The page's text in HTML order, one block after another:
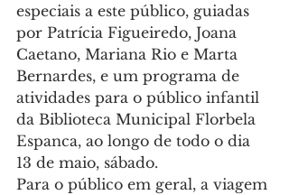
especiais a este público, guiadas
por Patrícia Figueiredo, Joana
Caetano, Mariana Rio e Marta
Bernardes, e um programa de
atividades para o público infantil
da Biblioteca Municipal Florbela
Espanca, ao longo de todo o dia
13 de maio, sábado.
Para o público em geral, a viagem